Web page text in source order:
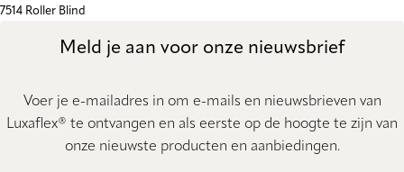
7514 Roller Blind
Meld je aan voor onze nieuwsbrief
Voer je e-mailadres in om e-mails en nieuwsbrieven van
Luxaflex® te ontvangen en als eerste op de hoogte te zijn van
onze nieuwste producten en aanbiedingen.